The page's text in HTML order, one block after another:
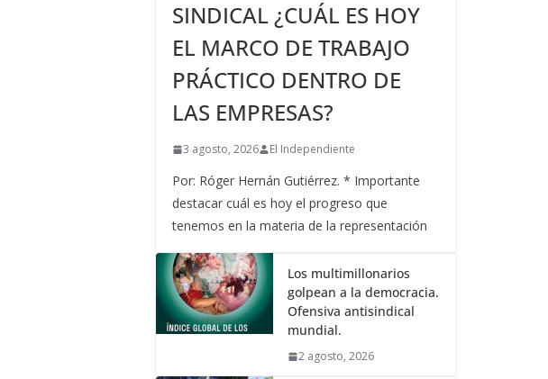
SINDICAL ¿CUÁL ES HOY
EL MARCO DE TRABAJO
PRÁCTICO DENTRO DE
LAS EMPRESAS?
3 agosto, 2026 El Independiente
Por: Róger Hernán Gutiérrez. * Importante
destacar cuál es hoy el progreso que
tenemos en la materia de la representación
Los multimillonarios
golpean a la democracia.
Ofensiva antisindical
mundial.
2 agosto, 2026